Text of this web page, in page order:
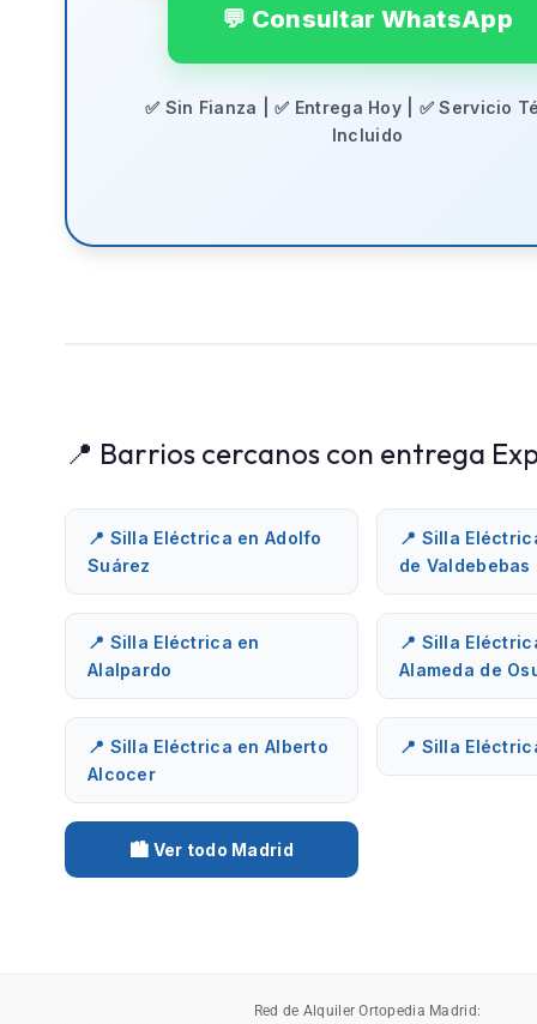
💬 Consultar WhatsApp
✅ Sin Fianza | ✅ Entrega Hoy | ✅ Servicio
Incluido
📍 Barrios cercanos con entrega
📍 Silla Eléctrica en Adolfo
Suárez
📍 Silla
de Valdebebas
📍 Silla Eléctrica en
Alalpardo
📍 Silla
Alameda de
📍 Silla Eléctrica en Alberto
Alcocer
📍 Silla
🏙️ Ver todo Madrid
Red de Alquiler Ortopedia Madrid: